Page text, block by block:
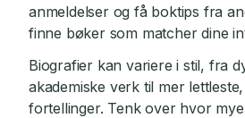
anmeldelser og få boktips fra
finne bøker som matcher dine
Biografier kan variere i stil, fra
akademiske verk til mer
fortellinger. Tenk over hvor